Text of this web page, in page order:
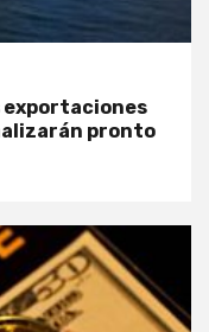
exportaciones
pronto